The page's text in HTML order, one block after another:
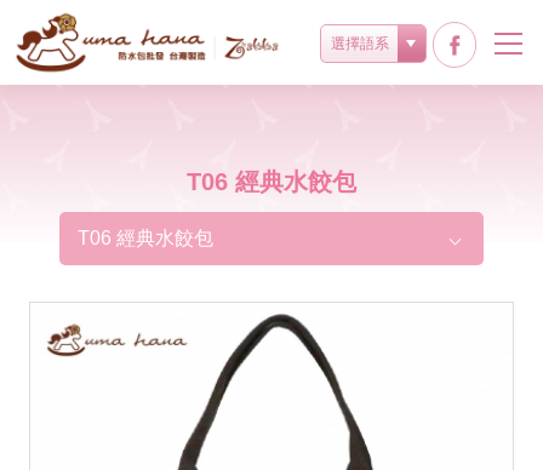
選擇語系
T06 經典水餃包
T06 經典水餃包